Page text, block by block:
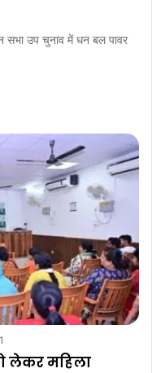
सभा उप चुनाव में धन बल पावर
लेकर महिला